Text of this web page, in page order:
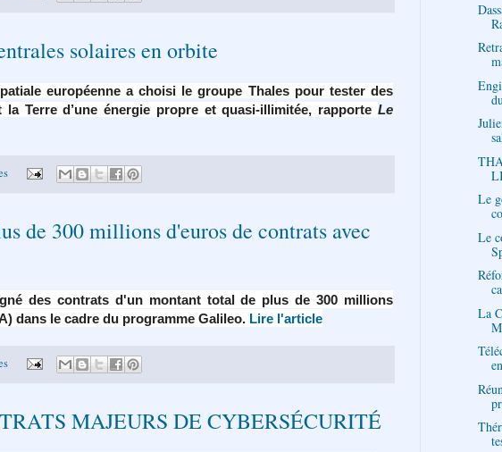
solaires en orbite
européenne a choisi le groupe Thales pour tester des
Terre d’une énergie propre et quasi-illimitée, rapporte Le
de 300 millions d'euros de contrats avec
des contrats d'un montant total de plus de 300 millions
dans le cadre du programme Galileo. Lire l'article
MAJEURS DE CYBERSÉCURITÉ
Le
Le
La